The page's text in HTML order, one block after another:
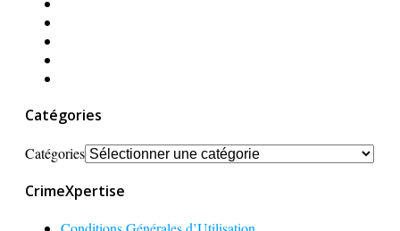
Catégories
Catégories
CrimeXpertise